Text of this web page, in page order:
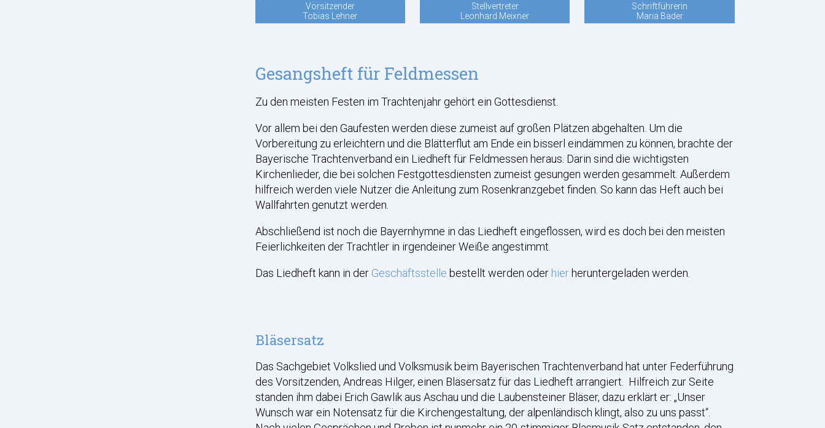
Vorsitzender
Tobias Lehner
Stellvertreter
Leonhard Meixner
Schriftführerin
Maria Bader
Gesangsheft für Feldmessen
Zu den meisten Festen im Trachtenjahr gehört ein Gottesdienst.
Vor allem bei den Gaufesten werden diese zumeist auf großen Plätzen abgehalten. Um die
Vorbereitung zu erleichtern und die Blätterflut am Ende ein bisserl eindämmen zu können, brachte der
Bayerische Trachtenverband ein Liedheft für Feldmessen heraus. Darin sind die wichtigsten
Kirchenlieder, die bei solchen Festgottesdiensten zumeist gesungen werden gesammelt. Außerdem
hilfreich werden viele Nutzer die Anleitung zum Rosenkranzgebet finden. So kann das Heft auch bei
Wallfahrten genutzt werden.
Abschließend ist noch die Bayernhymne in das Liedheft eingeflossen, wird es doch bei den meisten
Feierlichkeiten der Trachtler in irgendeiner Weiße angestimmt.
Das Liedheft kann in der Geschäftsstelle bestellt werden oder hierheruntergeladen werden.
Bläsersatz
Das Sachgebiet Volkslied und Volksmusik beim Bayerischen Trachtenverband hat unter Federführung
des Vorsitzenden, Andreas Hilger, einen Bläsersatz für das Liedheft arrangiert. Hilfreich zur Seite
standen ihm dabei Erich Gawlik aus Aschau und die Laubensteiner Bläser, dazu erklärt er: „Unser
Wunsch war ein Notensatz für die Kirchengestaltung, der alpenländisch klingt, also zu uns passt“.